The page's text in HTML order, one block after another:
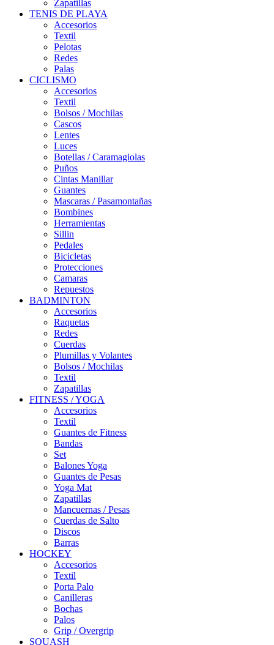
Zapatillas
TENIS DE PLAYA
Accesorios
Textil
Pelotas
Redes
Palas
CICLISMO
Accesorios
Textil
Bolsos / Mochilas
Cascos
Lentes
Luces
Botellas / Caramagiolas
Puños
Cintas Manillar
Guantes
Mascaras / Pasamontañas
Bombines
Herramientas
Sillin
Pedales
Bicicletas
Protecciones
Camaras
Repuestos
BADMINTON
Accesorios
Raquetas
Redes
Cuerdas
Plumillas y Volantes
Bolsos / Mochilas
Textil
Zapatillas
FITNESS / YOGA
Accesorios
Textil
Guantes de Fitness
Bandas
Set
Balones Yoga
Guantes de Pesas
Yoga Mat
Zapatillas
Mancuernas / Pesas
Cuerdas de Salto
Discos
Barras
HOCKEY
Accesorios
Textil
Porta Palo
Canilleras
Bochas
Palos
Grip / Overgrip
SQUASH